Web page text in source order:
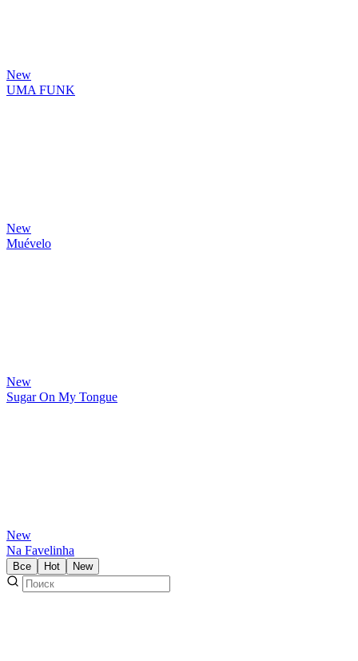
New
UMA FUNK
New
Muévelo
New
Sugar On My Tongue
New
Na Favelinha
Все Hot New